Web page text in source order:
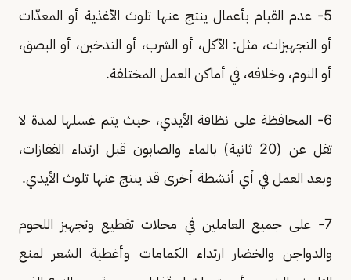
5- عدم القيام بأعمال ينتج عنها تلوث الأغذية أو المعدّات
أو التجهيزات، مثل: الأكل، أو الشرب، أو التدخين، أو البصق،
أو النوم، وخلافه، في أماكن العمل المختلفة.
6- المحافظة على نظافة الأيدي، حيث يتم غسلها لمدة لا
تقل عن (20 ثانية) بالماء والصابون قبل ارتداء القفازات،
وبعد العمل في أي أنشطة أخرى قد ينتج عنها تلوث الأيدي.
7- على جميع العاملين في محلات تقطيع وتجهيز اللحوم
والدواجن والخضار ارتداء الكمامات وأغطية الشعر لمنع